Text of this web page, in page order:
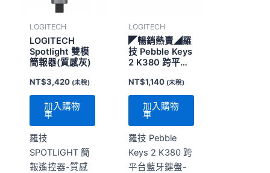
LOGITECH
LOGITECH
Spotlight 雙模
簡報器(質感灰)
NT$3,420 (未稅)
加入購物
車
羅技
SPOTLIGHT 簡
報遙控器-質感
LOGITECH
◤暢銷熱賣◢羅
技 Pebble Keys
2 K380 跨平台
白
NT$1,140 (未稅)
加入購物
車
羅技 Pebble
Keys 2 K380 跨
平台藍牙鍵盤-